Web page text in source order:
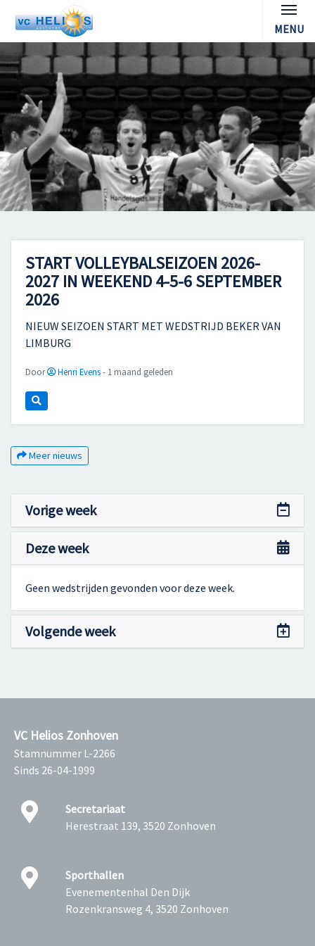
MENU
START VOLLEYBALSEIZOEN 2026-
2027 IN WEEKEND 4-5-6 SEPTEMBER
2026
NIEUW SEIZOEN START MET WEDSTRIJD BEKER VAN
LIMBURG
Door Henri Evens- 1 maand geleden
Meer nieuws
Vorige week
Deze week
Geen wedstrijden gevonden voor deze week.
Volgende week
VC Helios Zonhoven
Stamnummer L-2266
Sinds 26-04-1999
Secretariaat
Herestraat 139, 3520 Zonhoven
Sporthallen
Evenementenhal Den Dijk
Rozenkransweg 4, 3520 Zonhoven